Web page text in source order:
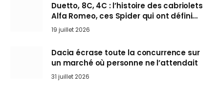
Duetto, 8C, 4C : l’histoire des cabriolets
Alfa Romeo, ces Spider qui ont défini
l’art de rouler cheveux au vent
19 juillet 2026
Dacia écrase toute la concurrence sur
un marché où personne ne l’attendait
31 juillet 2026